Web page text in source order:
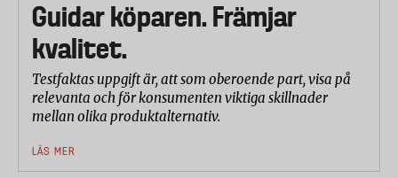
Guidar köparen. Främjar
kvalitet.
Testfaktas uppgift är, att som oberoende part, visa på
relevanta och för konsumenten viktiga skillnader
mellan olika produktalternativ.
LÄS MER